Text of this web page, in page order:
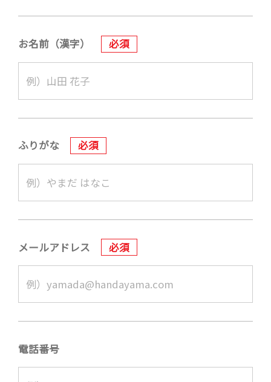
お名前（漢字） 必須
ふりがな 必須
メールアドレス 必須
電話番号